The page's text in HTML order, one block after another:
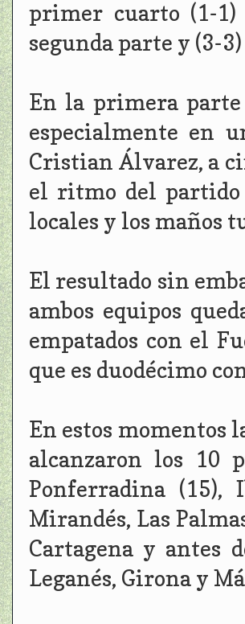
primer cuarto (1-
segunda parte y (3-
En la primera parte
especialmente en
Cristian Álvarez, a
el ritmo del partido
locales y los maños
El resultado sin
ambos equipos
empatados con el
que es duodécimo
En estos momentos
alcanzaron los 10
Ponferradina (15),
Mirandés, Las
Cartagena y antes
Leganés, Girona y